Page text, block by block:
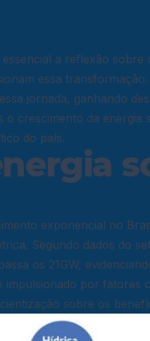
essencial a reflexão
essa
jornada, ganhando
crescimento da energia
do país.
exponencial no
Segundo dados do
os 21GW,
impulsionado por fatores
sobre os